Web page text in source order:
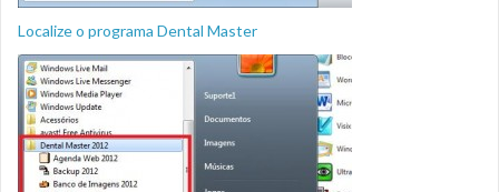
Localize o programa Dental Master